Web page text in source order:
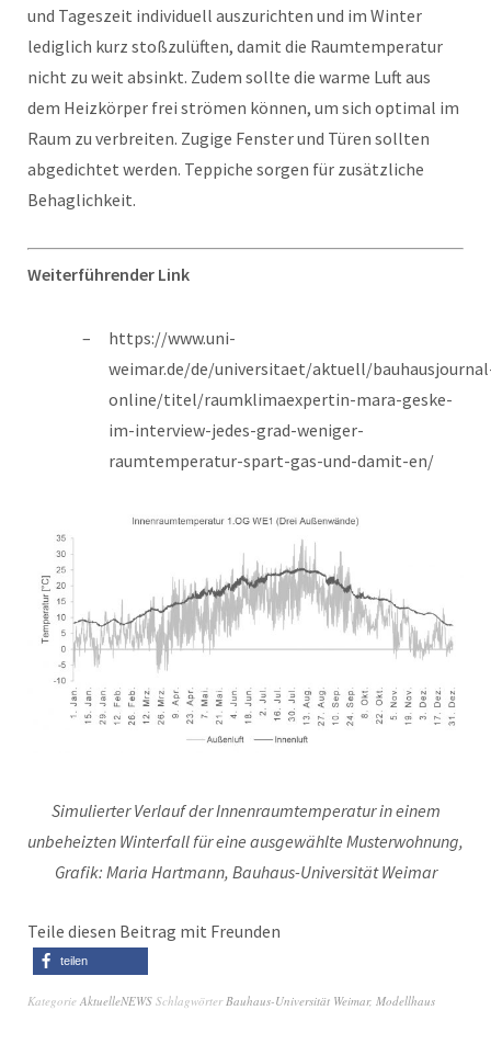
und Tageszeit individuell auszurichten und im Winter
lediglich kurz stoßzulüften, damit die Raumtemperatur
nicht zu weit absinkt. Zudem sollte die warme Luft aus
dem Heizkörper frei strömen können, um sich optimal im
Raum zu verbreiten. Zugige Fenster und Türen sollten
abgedichtet werden. Teppiche sorgen für zusätzliche
Behaglichkeit.
Weiterführender Link
https://www.uni-
weimar.de/de/universitaet/aktuell/
online/titel/raumklimaexpertin-mara-geske-
im-interview-jedes-grad-weniger-
raumtemperatur-spart-gas-und-damit-en/
Simulierter Verlauf der Innenraumtemperatur in einem
unbeheizten Winterfall für eine ausgewählte Musterwohnung,
Grafik: Maria Hartmann, Bauhaus-Universität Weimar
Teile diesen Beitrag mit Freunden
teilen
Kategorie AktuelleNEWS SchlagwörterBauhaus-Universität Weimar, Modellhaus